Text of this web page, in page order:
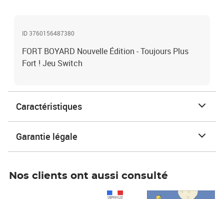
ID 3760156487380
FORT BOYARD Nouvelle Édition - Toujours Plus
Fort ! Jeu Switch
Caractéristiques
Garantie légale
Nos clients ont aussi consulté
Prix 7,50€